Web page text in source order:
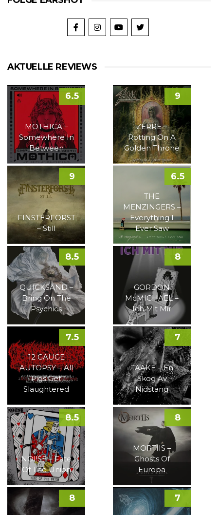
AKTUELLE REVIEWS
MOTHICA –
Somewhere In
Between
6.5
ZERRE –
Rotting On A
Golden Throne
9
FINSTERFORST
– Still
9
THE
MENZINGERS –
Everything I
Ever Saw
6.5
QUICKSAND –
Bring On The
Psychics
8.5
GORDON
McMICHAEL –
Ich Mit Mir
8
12 GAUGE
AUTOPSY – All
Pigs Get
Slaughtered
7.5
TAAKE – En
Skog Av
Nidstang
7
NOI!SE – Fate
Of The Union
8.5
MORTIIS –
Ghosts Of
Europa
8
8 7